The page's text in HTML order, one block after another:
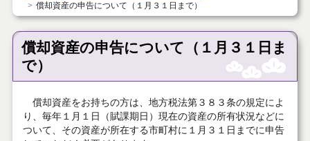
償却資産の申告について（１月３１日まで）
償却資産の申告について（１月３１日ま
で）
償却資産をお持ちの方は、 地方税法第３８３条の規定によ
り、 毎年１月１日（賦課期日）現在の資産の所有状況などに
ついて、その資産が所在する市町村に１月３１日までに申告